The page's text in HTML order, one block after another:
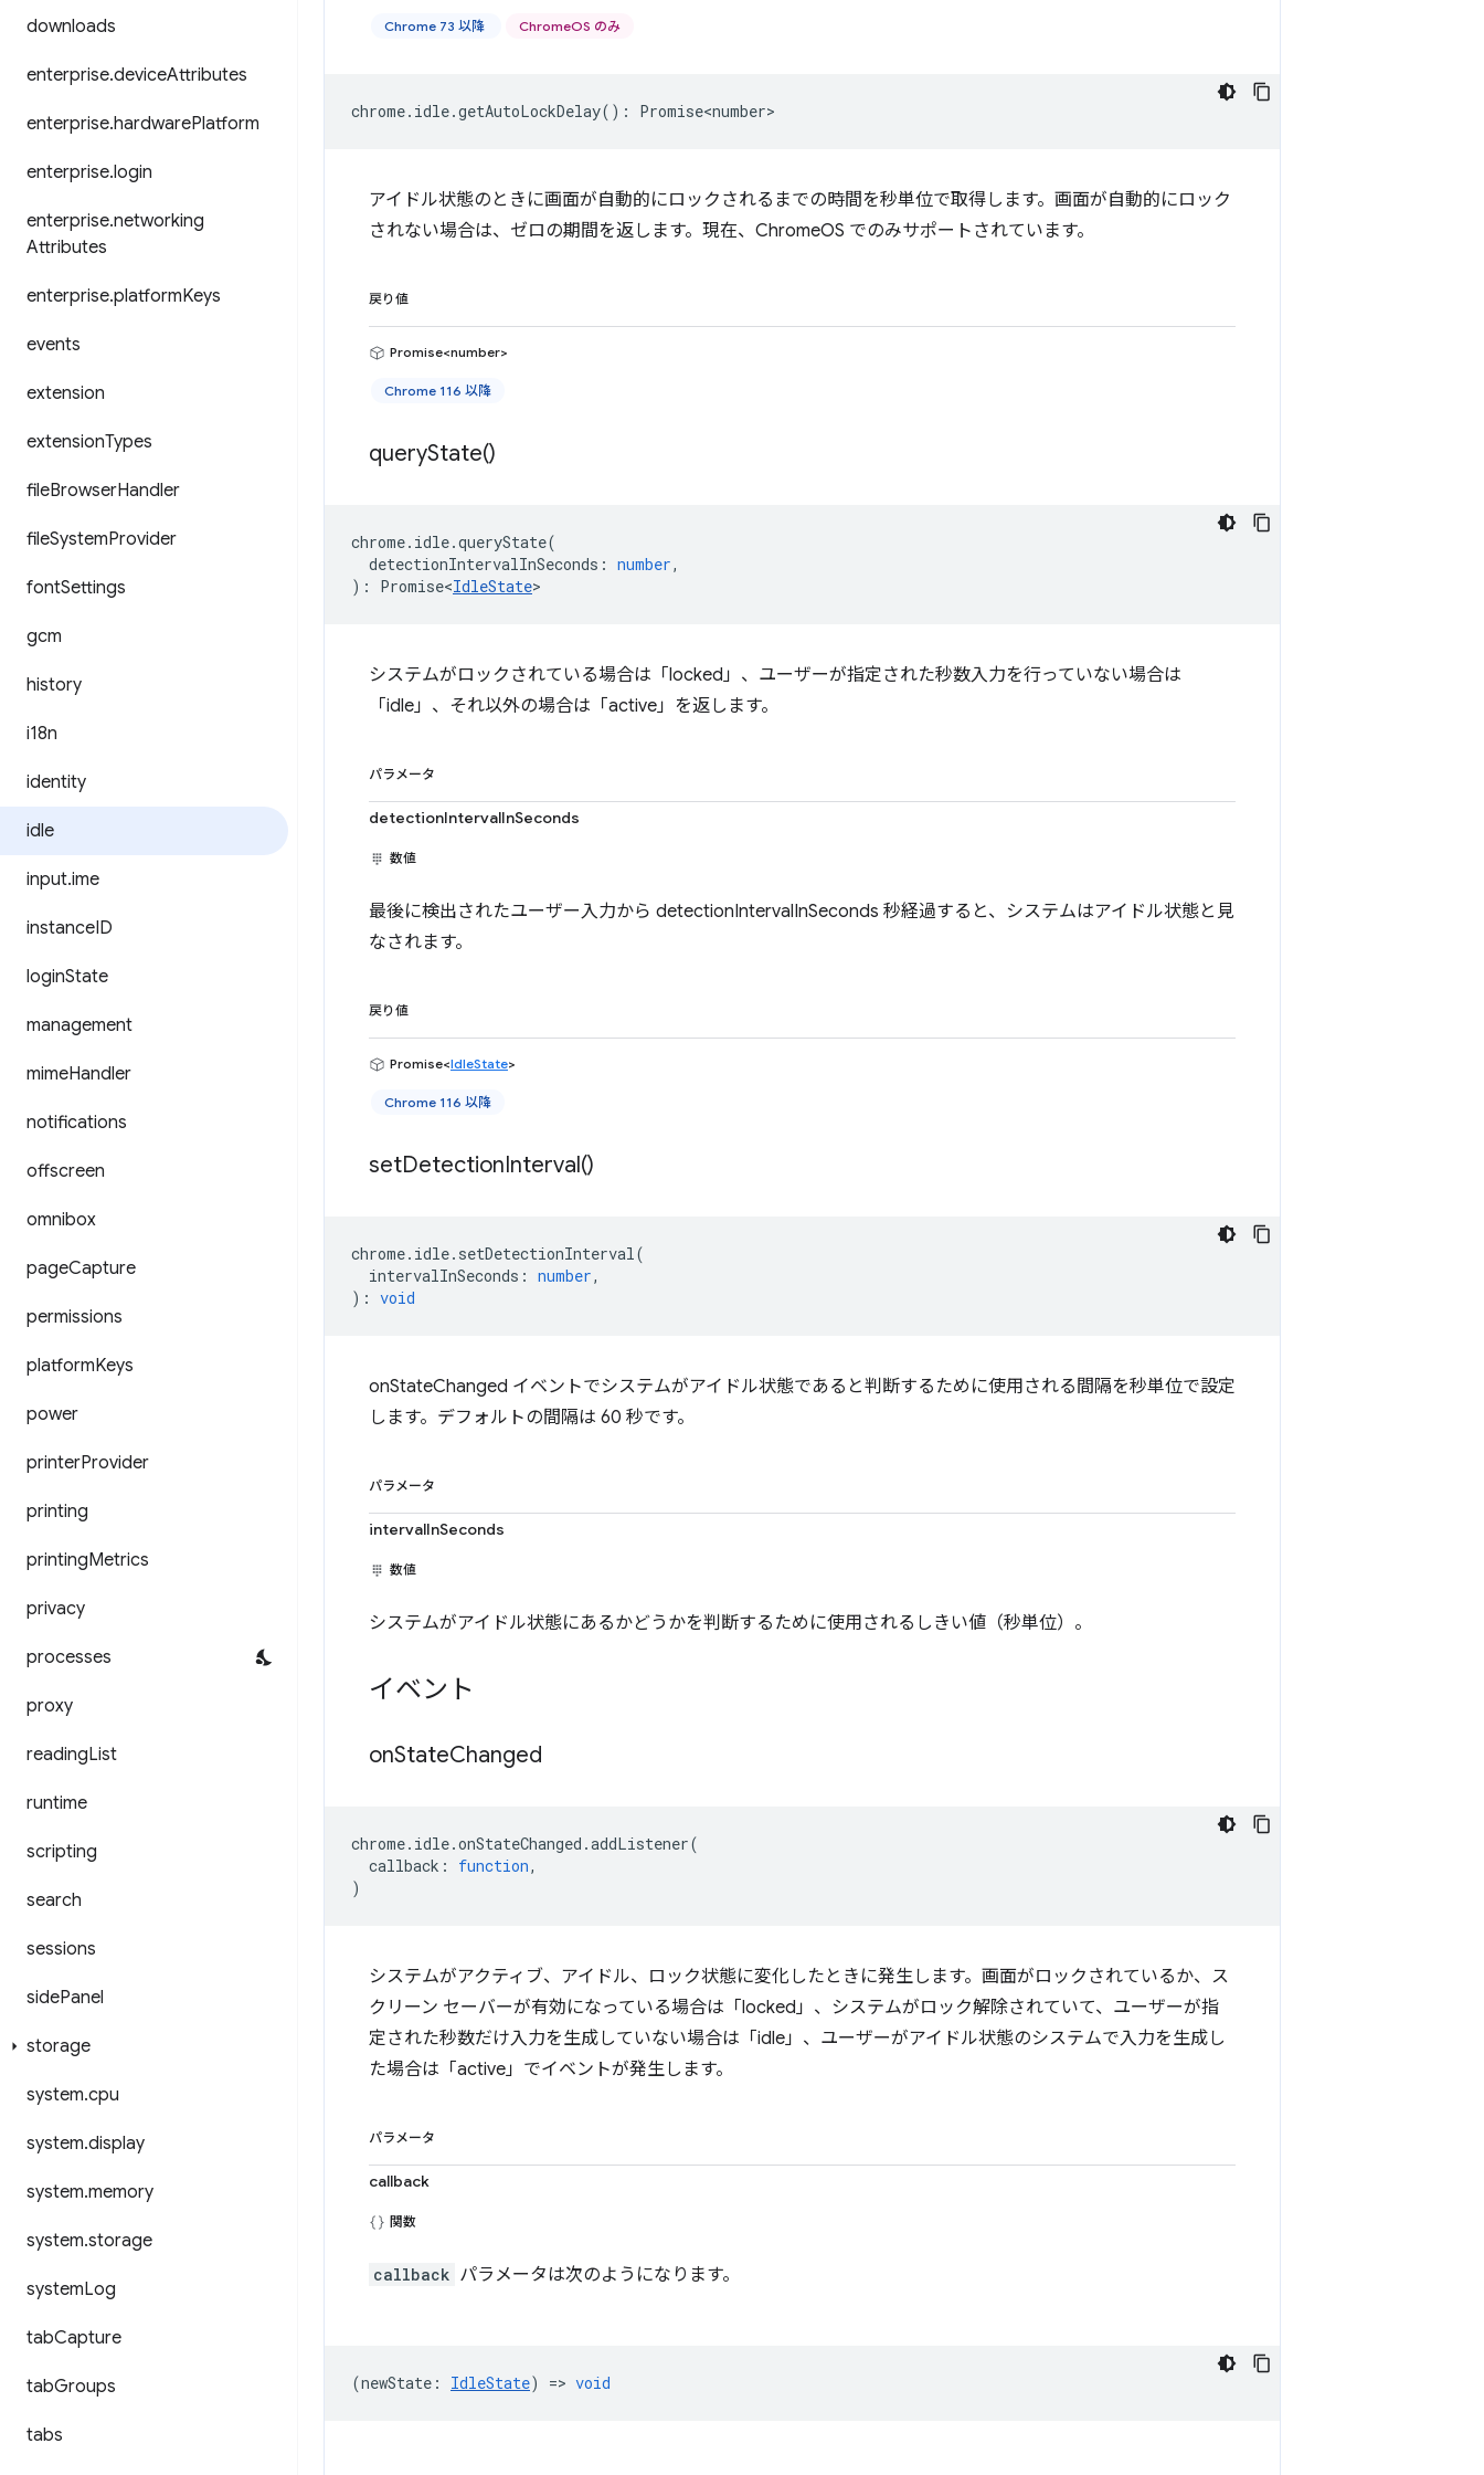
downloads
enterprise.deviceAttributes
enterprise.hardwarePlatform
enterprise.login
enterprise.networking
Attributes
enterprise.platformKeys
events
extension
extensionTypes
fileBrowserHandler
fileSystemProvider
fontSettings
gcm
history
i18n
identity
idle
input.ime
instanceID
loginState
management
mimeHandler
notifications
offscreen
omnibox
pageCapture
permissions
platformKeys
power
printerProvider
printing
printingMetrics
privacy
processes
proxy
readingList
runtime
scripting
search
sessions
sidePanel
storage
system.cpu
system.display
system.memory
system.storage
systemLog
tabCapture
tabGroups
tabs
Chrome 73 以降 ChromeOS のみ
chrome. idle.getAutoLockDelay() : Promise<number>
アイドル状態のときに画面が自動的にロックされるまでの時間を秒単位で取得します。画面が自動的にロック
されない場合は、ゼロの期間を返します。現在、ChromeOS でのみサポートされています。
戻り値
Promise<number>
Chrome 116 以降
queryState()
chrome. idle.queryState(
detectionIntervalInSeconds : number,
) : Promise<IdleState>
システムがロックされている場合は「locked」、ユーザーが指定された秒数入力を行っていない場合は
「idle」、それ以外の場合は「active」を返します。
パラメータ
detectionIntervalInSeconds
数値
最後に検出されたユーザー入力から detectionIntervalInSeconds 秒経過すると、システムはアイドル状態と見
なされます。
戻り値
Promise<IdleState>
Chrome 116 以降
setDetectionInterval()
chrome. idle. setDetectionInterval(
intervalInSeconds : number,
) : void
onStateChanged イベントでシステムがアイドル状態であると判断するために使用される間隔を秒単位で設定
します。デフォルトの間隔は 60 秒です。
パラメータ
intervalInSeconds
数値
システムがアイドル状態にあるかどうかを判断するために使用されるしきい値（秒単位）。
イベント
onStateChanged
chrome. idle.onStateChanged .addListener(
callback : function,
)
システムがアクティブ、アイドル、ロック状態に変化したときに発生します。画面がロックされているか、ス
クリーン セーバーが有効になっている場合は「locked」、システムがロック解除されていて、ユーザーが指
定された秒数だけ入力を生成していない場合は「idle」、ユーザーがアイドル状態のシステムで入力を生成し
た場合は「active」でイベントが発生します。
パラメータ
callback
関数
callback パラメータは次のようになります。
(newState : IdleState) => void